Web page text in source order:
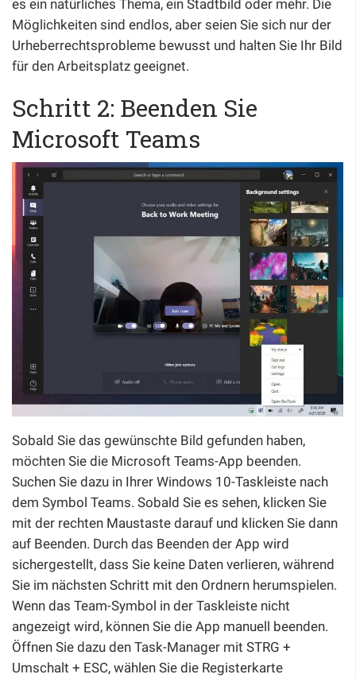
es ein natürliches Thema, ein Stadtbild oder mehr. Die
Möglichkeiten sind endlos, aber seien Sie sich nur der
Urheberrechtsprobleme bewusst und halten Sie Ihr Bild
für den Arbeitsplatz geeignet.
Schritt 2: Beenden Sie
Microsoft Teams
Sobald Sie das gewünschte Bild gefunden haben,
möchten Sie die Microsoft Teams-App beenden.
Suchen Sie dazu in Ihrer Windows 10-Taskleiste nach
dem Symbol Teams. Sobald Sie es sehen, klicken Sie
mit der rechten Maustaste darauf und klicken Sie dann
auf Beenden. Durch das Beenden der App wird
sichergestellt, dass Sie keine Daten verlieren, während
Sie im nächsten Schritt mit den Ordnern herumspielen.
Wenn das Team-Symbol in der Taskleiste nicht
angezeigt wird, können Sie die App manuell beenden.
Öffnen Sie dazu den Task-Manager mit STRG +
Umschalt + ESC, wählen Sie die Registerkarte